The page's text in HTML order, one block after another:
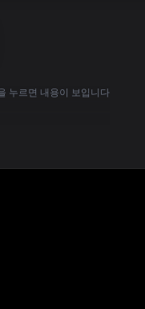
누르면 내용이 보입니다